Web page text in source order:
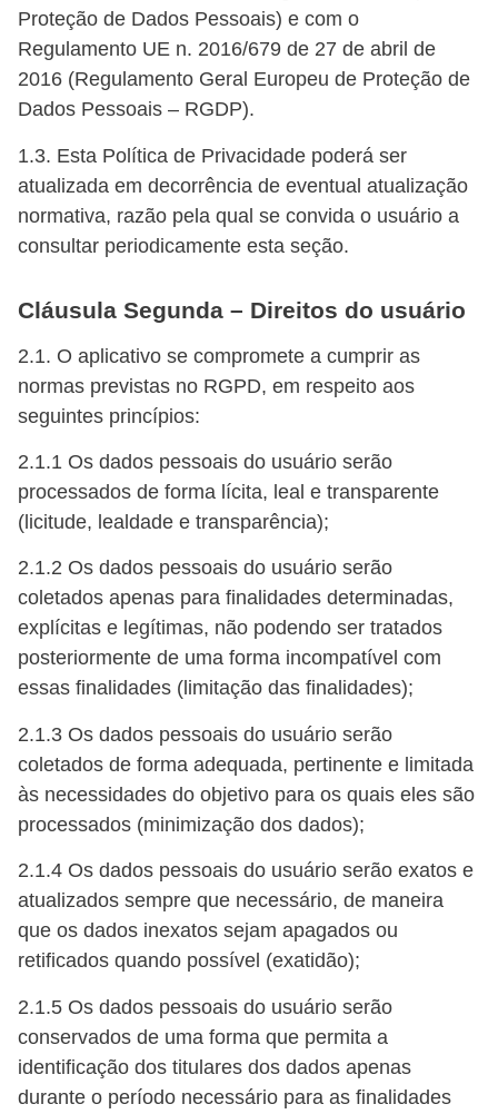
Proteção de Dados Pessoais) e com o
Regulamento UE n. 2016/679 de 27 de abril de
2016 (Regulamento Geral Europeu de Proteção de
Dados Pessoais – RGDP).
1.3. Esta Política de Privacidade poderá ser
atualizada em decorrência de eventual atualização
normativa, razão pela qual se convida o usuário a
consultar periodicamente esta seção.
Cláusula Segunda – Direitos do usuário
2.1. O aplicativo se compromete a cumprir as
normas previstas no RGPD, em respeito aos
seguintes princípios:
2.1.1 Os dados pessoais do usuário serão
processados de forma lícita, leal e transparente
(licitude, lealdade e transparência);
2.1.2 Os dados pessoais do usuário serão
coletados apenas para finalidades determinadas,
explícitas e legítimas, não podendo ser tratados
posteriormente de uma forma incompatível com
essas finalidades (limitação das finalidades);
2.1.3 Os dados pessoais do usuário serão
coletados de forma adequada, pertinente e limitada
às necessidades do objetivo para os quais eles são
processados (minimização dos dados);
2.1.4 Os dados pessoais do usuário serão exatos e
atualizados sempre que necessário, de maneira
que os dados inexatos sejam apagados ou
retificados quando possível (exatidão);
2.1.5 Os dados pessoais do usuário serão
conservados de uma forma que permita a
identificação dos titulares dos dados apenas
durante o período necessário para as finalidades